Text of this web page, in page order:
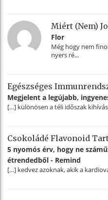
Miért (nem)
Flor
Még hogy nem
nyers ré...
Egészséges
Megjelent a legújabb,
[…] különösen a téli időszak
Csokoládé Flavonoid
5 nyomós érv, hogy ne
étrendedből - Remind
[…] kedvez azoknak, akik a